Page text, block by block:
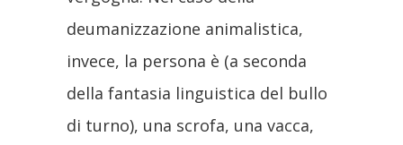
deumanizzazione animalistica,
invece, la persona è (a seconda
della fantasia linguistica del bullo
di turno), una scrofa, una vacca,